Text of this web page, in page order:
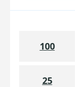
100
25